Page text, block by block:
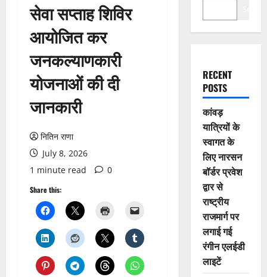
सेवा सप्ताह शिविर
आयोजित कर
जनकल्याणकारी
योजनाओं की दी
जानकारी
नितिन राणा
July 8, 2026
1 minute read
0
Share this:
RECENT
POSTS
कांवड़
यात्रियों के
स्वागत के
लिए नारसन
बॉर्डर प्रवेश
द्वार से
राष्ट्रीय
राजमार्ग पर
लगाई गई
रंगीन एलईडी
लाइटें